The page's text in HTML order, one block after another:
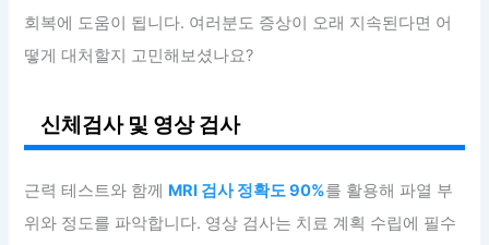
회복에 도움이 됩니다. 여러분도 증상이 오래 지속된다면 어
떻게 대처할지 고민해보셨나요?
신체검사 및 영상 검사
근력 테스트와 함께 MRI 검사 정확도 90%를 활용해 파열 부
위와 정도를 파악합니다. 영상 검사는 치료 계획 수립에 필수